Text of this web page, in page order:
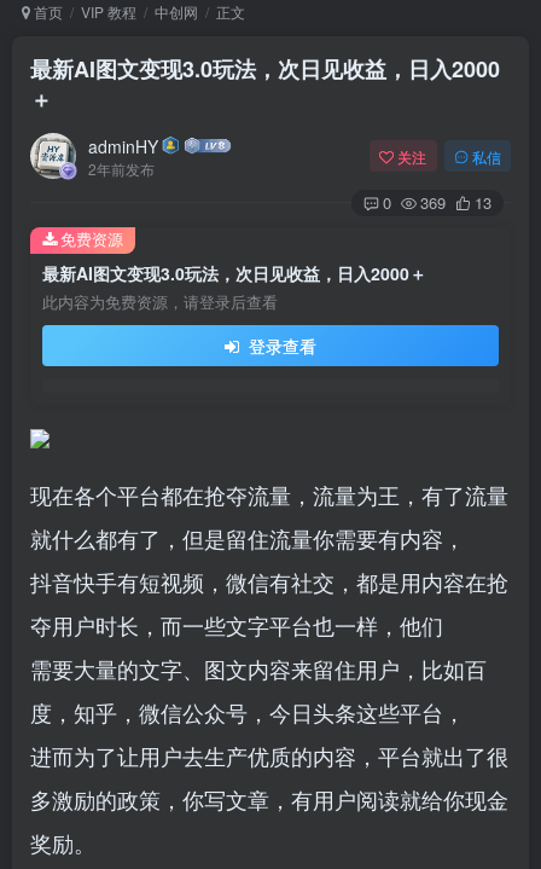
首页 VIP 教程 中创网 正文
最新AI图文变现3.0玩法，次日见收益，日入2000
＋
adminHY
2年前发布
关注 私信
0 369 13
最新AI图文变现3.0玩法，次日见收益，日入2000＋
此内容为免费资源，请登录后查看
登录查看
免费资源
现在各个平台都在抢夺流量，流量为王，有了流量
就什么都有了，但是留住流量你需要有内容，
抖音快手有短视频，微信有社交，都是用内容在抢
夺用户时长，而一些文字平台也一样，他们
需要大量的文字、图文内容来留住用户，比如百
度，知乎，微信公众号，今日头条这些平台，
进而为了让用户去生产优质的内容，平台就出了很
多激励的政策，你写文章，有用户阅读就给你现金
奖励。